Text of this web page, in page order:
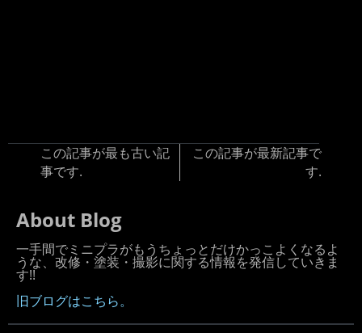
この記事が最も古い記
事です.
この記事が最新記事で
す.
About Blog
一手間でミニプラがもうちょっとだけかっこよくなるよ
うな、改修・塗装・撮影に関する情報を発信していきま
す!!
旧ブログはこちら。